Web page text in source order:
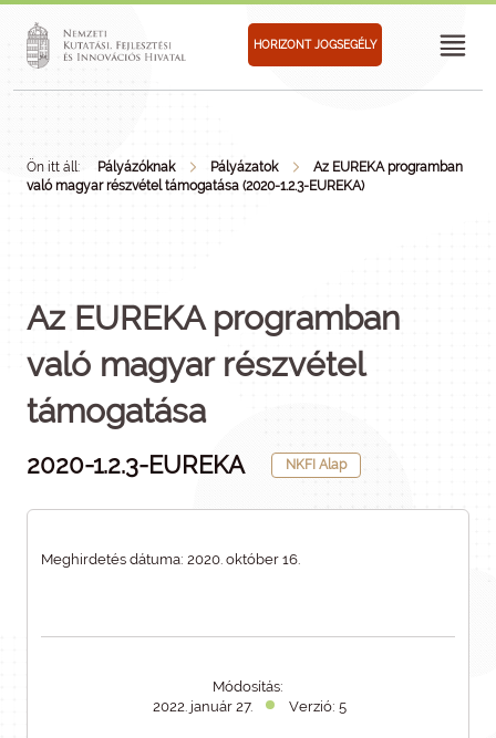
HORIZONT JOGSEGÉLY
Ön itt áll: Pályázóknak Pályázatok
Az EUREKA programban
való magyar részvétel támogatása (2020-1.2.3-EUREKA)
Az EUREKA programban
való magyar részvétel
támogatása
2020-1.2.3-EUREKA NKFI Alap
Meghirdetés dátuma: 2020. október 16.
Módosítás:
2022. január 27.
Verzió: 5